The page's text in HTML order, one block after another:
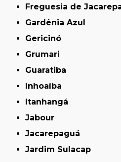
Freguesia de
Gardênia Azul
Gericinó
Grumari
Guaratiba
Inhoaíba
Itanhangá
Jabour
Jacarepaguá
Jardim Sulacap